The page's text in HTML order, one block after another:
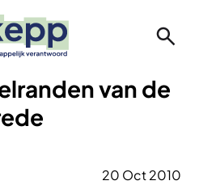
van de
20 Oct 2010